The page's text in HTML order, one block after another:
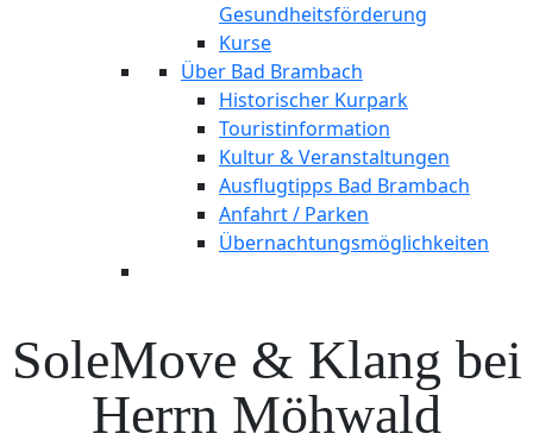
Gesundheitsförderung
Kurse
Über Bad Brambach
Historischer Kurpark
Touristinformation
Kultur & Veranstaltungen
Ausflugtipps Bad Brambach
Anfahrt / Parken
Übernachtungsmöglichkeiten
SoleMove & Klang bei
Herrn Möhwald